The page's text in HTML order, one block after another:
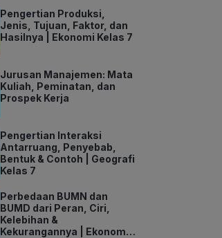
Pengertian Produksi,
Jenis, Tujuan, Faktor, dan
Hasilnya | Ekonomi Kelas 7
Jurusan Manajemen: Mata
Kuliah, Peminatan, dan
Prospek Kerja
Pengertian Interaksi
Antarruang, Penyebab,
Bentuk & Contoh | Geografi
Kelas 7
Perbedaan BUMN dan
BUMD dari Peran, Ciri,
Kelebihan &
Kekurangannya | Ekonomi